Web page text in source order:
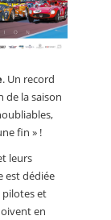
. Un record
de la saison
fin » !
leurs
est dédiée
et
en